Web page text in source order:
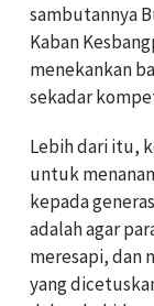
sambutannya
Kaban
menekankan
sekadar
Lebih dari itu,
untuk
kepada
adalah agar
meresapi, dan
yang